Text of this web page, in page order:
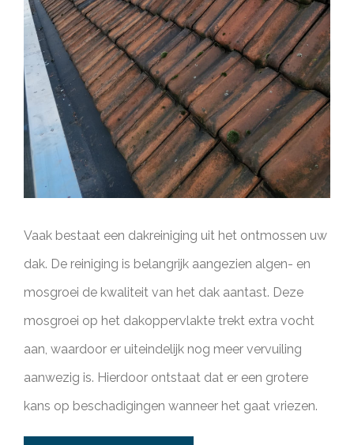
Vaak bestaat een dakreiniging uit het ontmossen uw
dak. De reiniging is belangrijk aangezien algen- en
mosgroei de kwaliteit van het dak aantast. Deze
mosgroei op het dakoppervlakte trekt extra vocht
aan, waardoor er uiteindelijk nog meer vervuiling
aanwezig is. Hierdoor ontstaat dat er een grotere
kans op beschadigingen wanneer het gaat vriezen.